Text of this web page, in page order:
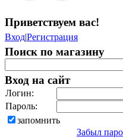
Приветствуем вас!
Вход|Регистрация
Поиск по магазину
Вход на сайт
Логин:
Пароль:
запомнить
Забыл